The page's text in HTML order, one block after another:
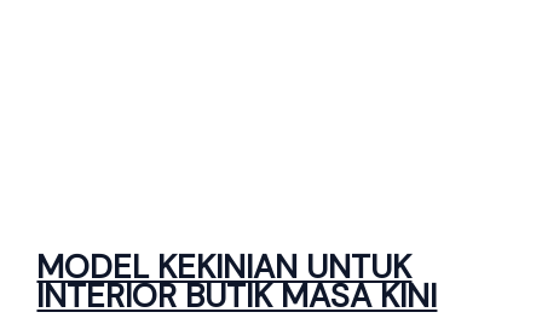
MODEL KEKINIAN UNTUK
INTERIOR BUTIK MASA KINI